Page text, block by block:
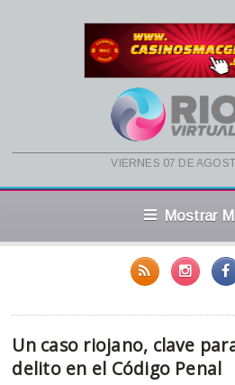
viernes 07 de
Mostrar
Un caso riojano, clave
delito en el Código Penal